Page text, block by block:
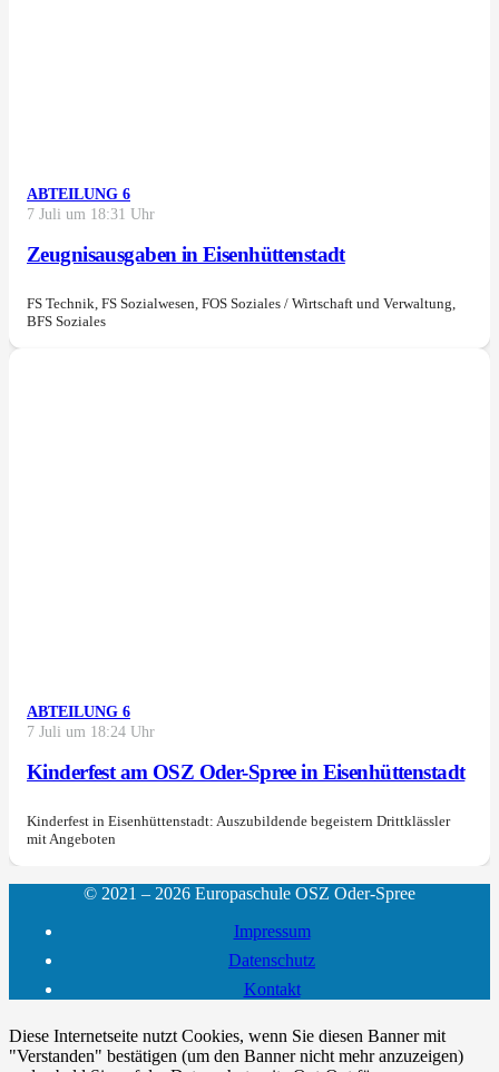
ABTEILUNG 6
7 Juli um 18:31 Uhr
Zeugnisausgaben in Eisenhüttenstadt
FS Technik, FS Sozialwesen, FOS Soziales / Wirtschaft und Verwaltung,
BFS Soziales
ABTEILUNG 6
7 Juli um 18:24 Uhr
Kinderfest am OSZ Oder-Spree in Eisenhüttenstadt
Kinderfest in Eisenhüttenstadt: Auszubildende begeistern Drittklässler
mit Angeboten
© 2021 – 2026 Europaschule OSZ Oder-Spree
Impressum
Datenschutz
Kontakt
Diese Internetseite nutzt Cookies, wenn Sie diesen Banner mit
"Verstanden" bestätigen (um den Banner nicht mehr anzuzeigen)